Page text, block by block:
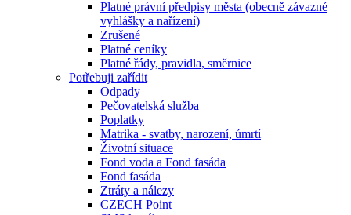
Platné právní předpisy města (obecně závazné
vyhlášky a nařízení)
Zrušené
Platné ceníky
Platné řády, pravidla, směrnice
Potřebuji zařídit
Odpady
Pečovatelská služba
Poplatky
Matrika - svatby, narození, úmrtí
Životní situace
Fond voda a Fond fasáda
Fond fasáda
Ztráty a nálezy
CZECH Point